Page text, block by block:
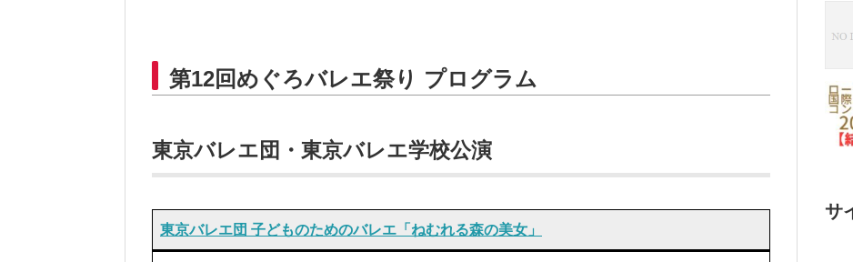
第12回めぐろバレエ祭り プログラム
東京バレエ団・東京バレエ学校公演
東京バレエ団 子どものためのバレエ「ねむれる森の美女」
サ